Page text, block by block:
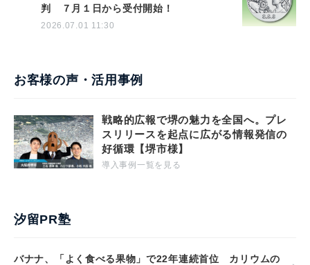
判 ７月１日から受付開始！
2026.07.01 11:30
お客様の声・活用事例
戦略的広報で堺の魅力を全国へ。プレ
スリリースを起点に広がる情報発信の
好循環【堺市様】
導入事例一覧を見る
汐留PR塾
バナナ、「よく食べる果物」で22年連続首位 カリウムの